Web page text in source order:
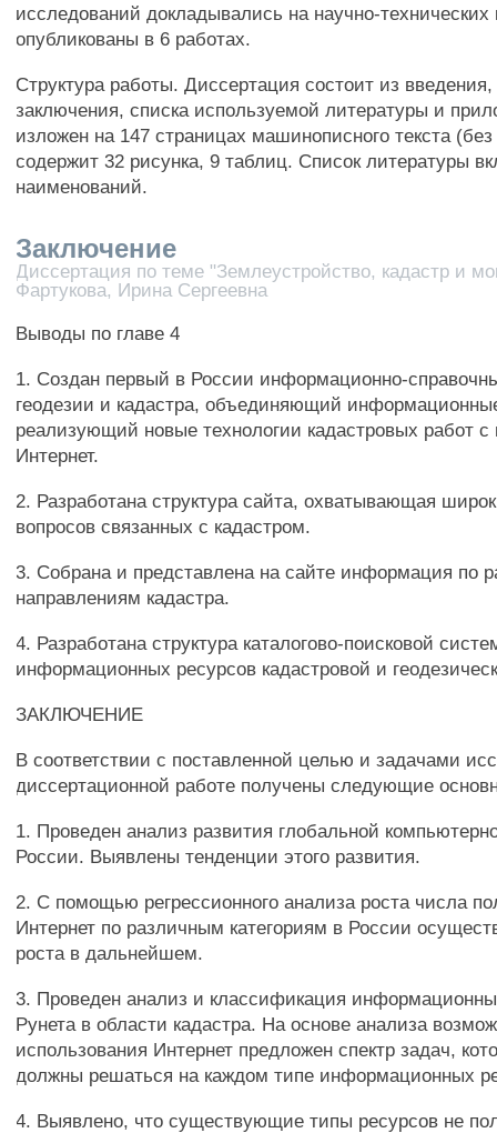
исследований докладывались на научно-
опубликованы в 6 работах.
Структура работы. Диссертация состоит из
заключения, списка используемой литературы и
изложен на 147 страницах машинописного текста
содержит 32 рисунка, 9 таблиц. Список литературы
наименований.
Заключение
Диссертация по теме "Землеустройство, кадастр и
Фартукова, Ирина Сергеевна
Выводы по главе 4
1. Создан первый в России информационно-
геодезии и кадастра, объединяющий
реализующий новые технологии кадастровых работ с
Интернет.
2. Разработана структура сайта, охватывающая
вопросов связанных с кадастром.
3. Собрана и представлена на сайте информация по
направлениям кадастра.
4. Разработана структура каталогово-поисковой
информационных ресурсов кадастровой и
ЗАКЛЮЧЕНИЕ
В соответствии с поставленной целью и задачами
диссертационной работе получены следующие
1. Проведен анализ развития глобальной
России. Выявлены тенденции этого развития.
2. С помощью регрессионного анализа роста числа
Интернет по различным категориям в России
роста в дальнейшем.
3. Проведен анализ и классификация
Рунета в области кадастра. На основе анализа
использования Интернет предложен спектр задач,
должны решаться на каждом типе информационных
4. Выявлено, что существующие типы ресурсов не